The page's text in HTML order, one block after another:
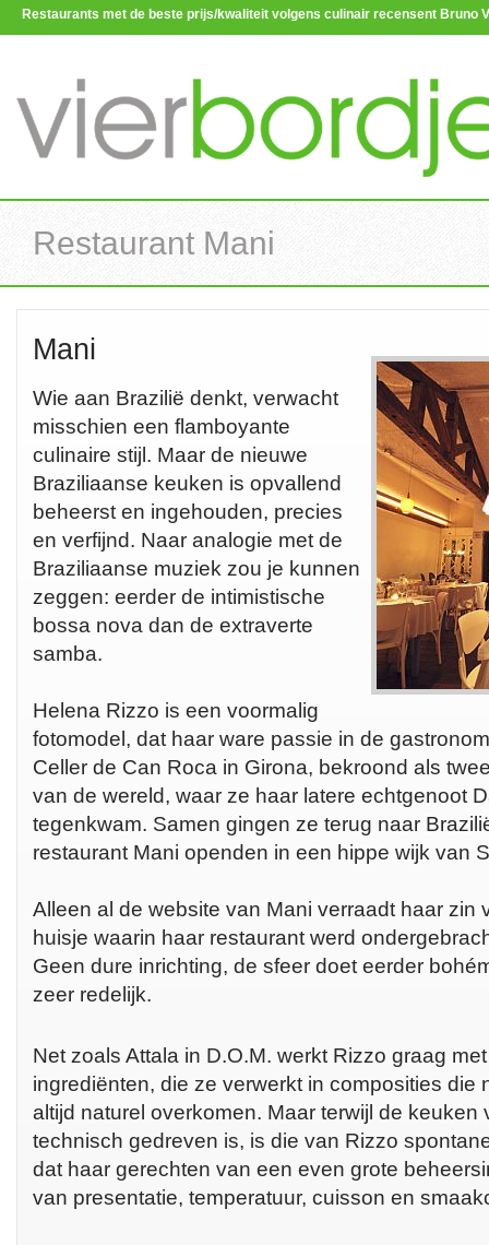
Restaurants met de beste prijs/kwaliteit volgens culinair recensent Bruno
Restaurant Mani
Mani
Wie aan Brazilië denkt, verwacht
misschien een flamboyante
culinaire stijl. Maar de nieuwe
Braziliaanse keuken is opvallend
beheerst en ingehouden, precies
en verfijnd. Naar analogie met de
Braziliaanse muziek zou je kunnen
zeggen: eerder de intimistische
bossa nova dan de extraverte
samba.
Helena Rizzo is een voormalig
fotomodel, dat haar ware passie in de
Celler de Can Roca in Girona, bekroond als
van de wereld, waar ze haar latere echtgenoot
tegenkwam. Samen gingen ze terug naar
restaurant Mani openden in een hippe wijk van
Alleen al de website van Mani verraadt haar zin
huisje waarin haar restaurant werd
Geen dure inrichting, de sfeer doet eerder
zeer redelijk.
Net zoals Attala in D.O.M. werkt Rizzo graag
ingrediënten, die ze verwerkt in composities die
altijd naturel overkomen. Maar terwijl de keuken
technisch gedreven is, is die van Rizzo
dat haar gerechten van een even grote
van presentatie, temperatuur, cuisson en